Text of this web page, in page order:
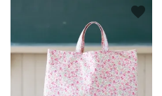
favorite